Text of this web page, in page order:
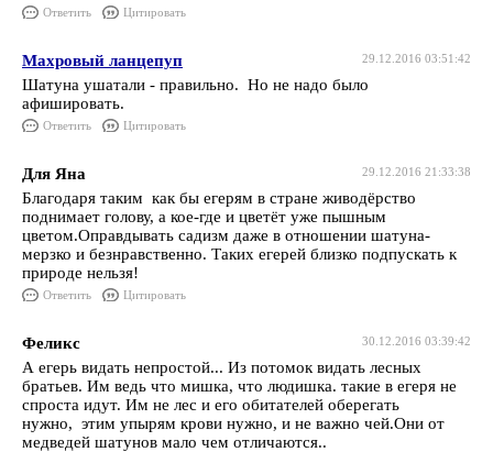
Ответить Цитировать
29.12.2016 03:51:42
Махровый ланцепуп
Шатуна ушатали - правильно. Но не надо было
афишировать.
Ответить Цитировать
29.12.2016 21:33:38
Для Яна
Благодаря таким как бы егерям в стране живодёрство
поднимает голову, а кое-где и цветёт уже пышным
цветом.Оправдывать садизм даже в отношении шатуна-
мерзко и безнравственно. Таких егерей близко подпускать к
природе нельзя!
Ответить Цитировать
30.12.2016 03:39:42
Феликс
А егерь видать непростой... Из потомок видать лесных
братьев. Им ведь что мишка, что людишка. такие в егеря не
спроста идут. Им не лес и его обитателей оберегать
нужно, этим упырям крови нужно, и не важно чей.Они от
медведей шатунов мало чем отличаются..